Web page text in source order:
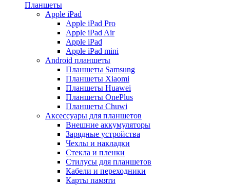
Планшеты
Apple iPad
Apple iPad Pro
Apple iPad Air
Apple iPad
Apple iPad mini
Android планшеты
Планшеты Samsung
Планшеты Xiaomi
Планшеты Huawei
Планшеты OnePlus
Планшеты Chuwi
Аксессуары для планшетов
Внешние аккумуляторы
Зарядные устройства
Чехлы и накладки
Стекла и пленки
Стилусы для планшетов
Кабели и переходники
Карты памяти